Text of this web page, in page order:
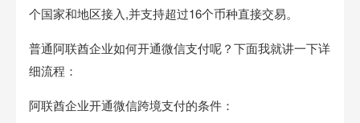
个国家和地区接入,并支持超过16个币种直接交易。
普通阿联酋企业如何开通微信支付呢？下面我就讲一下详
细流程：
阿联酋企业开通微信跨境支付的条件：